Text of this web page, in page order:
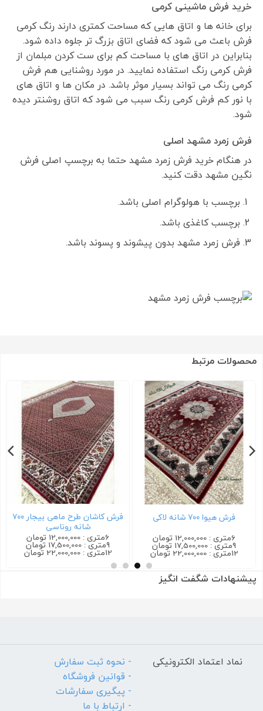
خرید فرش ماشینی کرمی
برای خانه ها و اتاق هایی که مساحت کمتری دارند رنگ کرمی
فرش باعث می شود که فضای اتاق بزرگ تر جلوه داده شود.
بنابراین در اتاق های با مساحت کم برای ست کردن مبلمان از
فرش کرمی رنگ استفاده نمایید. در مورد روشنایی هم فرش
کرمی رنگ می تواند بسیار موثر باشد. در مکان ها و اتاق های
با نور کم فرش کرمی رنگ سبب می شود که اتاق روشنتر دیده
شود.
فرش زمرد مشهد اصلی
در هنگام خرید فرش زمرد مشهد حتما به برچسپ اصلی فرش
نگین مشهد دقت کنید.
برچسب با هولوگرام اصلی باشد.
برچسب کاغذی باشد.
فرش زمرد مشهد بدون پیشوند و پسوند باشد.
محصولات مرتبط
فرش هیوا ۷۰۰ شانه لاکی
6متری : 12,000,000 تومان
9متری : 17,500,000 تومان
12متری : 22,000,000 تومان
فرش کاشان طرح ماهی بیجار ۷۰۰
شانه روناسی
6متری : 12,000,000 تومان
9متری : 17,500,000 تومان
12متری : 22,000,000 تومان
پیشنهادات شگفت انگیز
نماد اعتماد الکترونیکی
- نحوه ثبت سفارش
- قوانین فروشگاه
- پیگیری سفارشات
- ارتباط با ما